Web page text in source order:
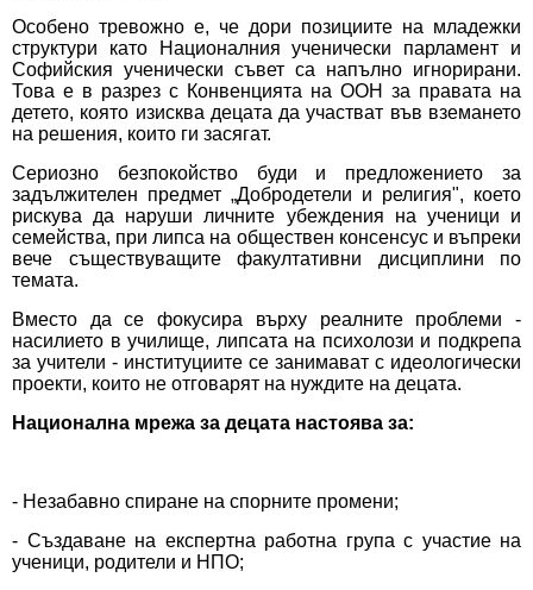
Особено тревожно е, че дори позициите на младежки
структури като Националния ученически парламент и
Софийския ученически съвет са напълно игнорирани.
Това е в разрез с Конвенцията на ООН за правата на
детето, която изисква децата да участват във вземането
на решения, които ги засягат.
Сериозно безпокойство буди и предложението за
задължителен предмет „Добродетели и религия", което
рискува да наруши личните убеждения на ученици и
семейства, при липса на обществен консенсус и въпреки
вече съществуващите факултативни дисциплини по
темата.
Вместо да се фокусира върху реалните проблеми -
насилието в училище, липсата на психолози и подкрепа
за учители - институциите се занимават с идеологически
проекти, които не отговарят на нуждите на децата.
Национална мрежа за децата настоява за:
- Незабавно спиране на спорните промени;
- Създаване на експертна работна група с участие на
ученици, родители и НПО;